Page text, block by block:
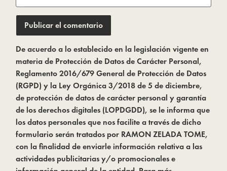
De acuerdo a lo establecido en la legislación vigente en
materia de Protección de Datos de Carácter Personal,
Reglamento 2016/679 General de Protección de Datos
(RGPD) y la Ley Orgánica 3/2018 de 5 de diciembre,
de protección de datos de carácter personal y garantía
de los derechos digitales (LOPDGDD), se le informa que
los datos personales que nos facilite a través de dicho
formulario serán tratados por RAMON ZELADA TOME,
con la finalidad de enviarle información relativa a las
actividades publicitarias y/o promocionales e